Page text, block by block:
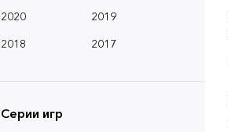
2020
2019
2018
2017
Серии игр